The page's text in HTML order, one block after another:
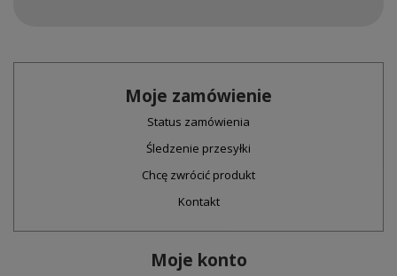
Moje zamówienie
Status zamówienia
Śledzenie przesyłki
Chcę zwrócić produkt
Kontakt
Moje konto